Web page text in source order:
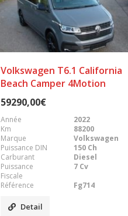
Volkswagen T6.1 California
Beach Camper 4Motion
59290,00€
Année
2022
Km
88200
Marque
Volkswagen
Puissance DIN
150 Ch
Carburant
Diesel
Puissance
Fiscale
7 Cv
Référence
Fg714
Detail